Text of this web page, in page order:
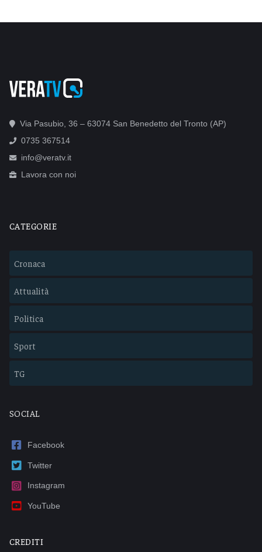
Via Pasubio, 36 – 63074 San Benedetto del Tronto (AP)
0735 367514
info@veratv.it
Lavora con noi
CATEGORIE
Cronaca
Attualità
Politica
Sport
TG
SOCIAL
Facebook
Twitter
Instagram
YouTube
CREDITI